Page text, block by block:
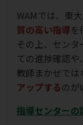
WAMでは、東
質の高い指導を
その上、センタ
ての進捗確認や
教師まかせでは
アップするのが
指導センターの